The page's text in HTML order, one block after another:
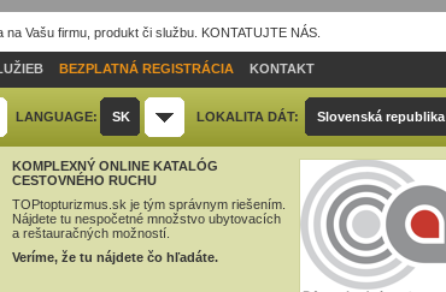
Vašu firmu, produkt či službu. KONTATUJTE NÁS.
BEZPLATNÁ REGISTRÁCIA KONTAKT
LANGUAGE: SK LOKALITA DÁT: Slovenská republika
KOMPLEXNÝ ONLINE KATALÓG
CESTOVNÉHO RUCHU
TOPtopturizmus.sk je tým správnym riešením.
Nájdete tu nespočetné množstvo ubytovacích
a reštauračných možností.
Veríme, že tu nájdete čo hľadáte.